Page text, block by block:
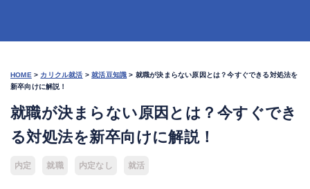
HOME > カリクル就活 >就活豆知識 > 就職が決まらない原因とは？今すぐできる対処法を
新卒向けに解説！
就職が決まらない原因とは？今すぐでき
る対処法を新卒向けに解説！
内定 就職 内定なし 就活